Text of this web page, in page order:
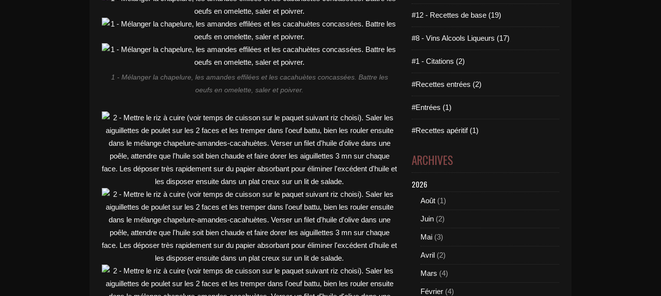
1 - Mélanger la chapelure, les amandes effilées et les cacahuètes concassées. Battre les
oeufs en omelette, saler et poivrer.
#12 - Recettes de base (19)
#8 - Vins Alcools Liqueurs (17)
#1 - Citations (2)
#Recettes entrées (2)
#Entrées (1)
#Recettes apéritif (1)
ARCHIVES
2026
Août (1)
Juin (2)
Mai (3)
Avril (2)
Mars (4)
Février (4)